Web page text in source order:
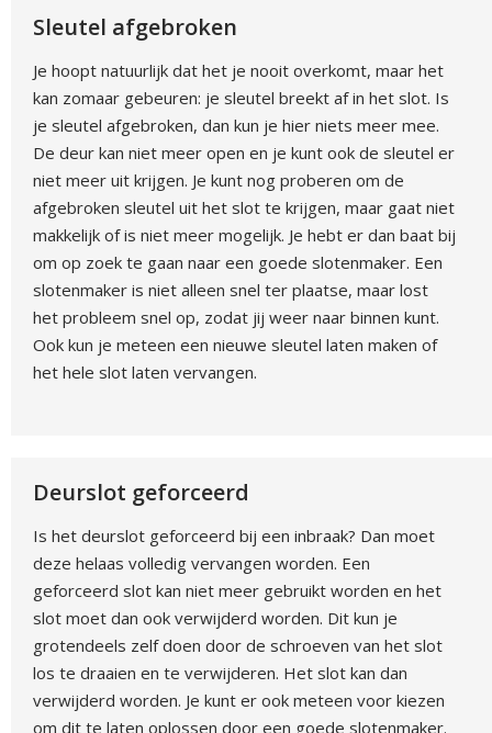
Sleutel afgebroken
Je hoopt natuurlijk dat het je nooit overkomt, maar het
kan zomaar gebeuren: je sleutel breekt af in het slot. Is
je sleutel afgebroken, dan kun je hier niets meer mee.
De deur kan niet meer open en je kunt ook de sleutel er
niet meer uit krijgen. Je kunt nog proberen om de
afgebroken sleutel uit het slot te krijgen, maar gaat niet
makkelijk of is niet meer mogelijk. Je hebt er dan baat bij
om op zoek te gaan naar een goede slotenmaker. Een
slotenmaker is niet alleen snel ter plaatse, maar lost
het probleem snel op, zodat jij weer naar binnen kunt.
Ook kun je meteen een nieuwe sleutel laten maken of
het hele slot laten vervangen.
Deurslot geforceerd
Is het deurslot geforceerd bij een inbraak? Dan moet
deze helaas volledig vervangen worden. Een
geforceerd slot kan niet meer gebruikt worden en het
slot moet dan ook verwijderd worden. Dit kun je
grotendeels zelf doen door de schroeven van het slot
los te draaien en te verwijderen. Het slot kan dan
verwijderd worden. Je kunt er ook meteen voor kiezen
om dit te laten oplossen door een goede slotenmaker.